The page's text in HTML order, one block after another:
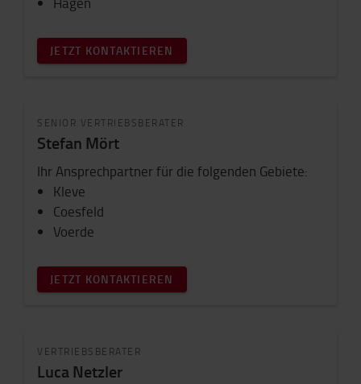
JETZT KONTAKTIEREN
SENIOR VERTRIEBSBERATER
Stefan Mört
Ihr Ansprechpartner für die folgenden Gebiete:
Kleve
Coesfeld
Voerde
JETZT KONTAKTIEREN
VERTRIEBSBERATER
Luca Netzler